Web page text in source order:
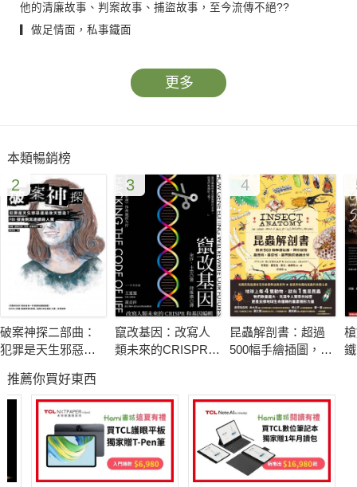
他的清廉故事、判案故事、捕盜故事，至今流傳不絕??
▎做足情面，私事鐵面
酒，兩人免不了促膝談心。但朋友一旦把話題往私事上引，于成
龍就馬上嚴肅起來，不是說「上帝臨汝」，就是說「天監在
時，于成龍東挪西借，湊了幾兩銀子給朋友帶走。
▎六日剿匪，和尚也參戰
黃岡縣忽然爆發了以方公孝為首的逃僕叛亂。于成龍立即組織防
守和進攻。這場平叛戰鬥，前後只用了六天，而且沒有動用官
軍。根據記載，于成龍這次剿匪的陣容十分強大，全是當地的士
紳和鄉勇，甚至連廟裡的和尚都參戰了，于成龍的威望由此可見
▎集資贖人，官署成育幼院
對於被擄掠為奴婢的平民百姓，于成龍採取了募捐集資的辦法。
按察使身分，和將士們討價還價，盡量降低價格，用有限的銀子
多贖一些人。于成龍贖回的奴婢有上千人，他還發放路費，遣送
他們回家。有很多被擄掠的兒童，贖回來後沒有親友來認領，又
沒有能力回家，于成龍便暫時把他們收養在自己的官署中，每湊
夠一船的人數，于成龍就送走一批，陸續地把孩子們都送了回
更多
本類暢銷榜
2
破案神探二部曲：
犯罪是天生邪惡還
員側寫連續殺人魔
3
竄改基因：改寫人
類未來的CRISPR和
4
昆蟲解剖書：超過
500幅手繪插圖，帶
蟲世界
推薦你買好東西